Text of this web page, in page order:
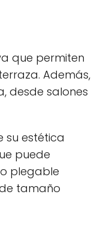
que permiten
Además,
desde salones
su estética
puede
plegable
tamaño